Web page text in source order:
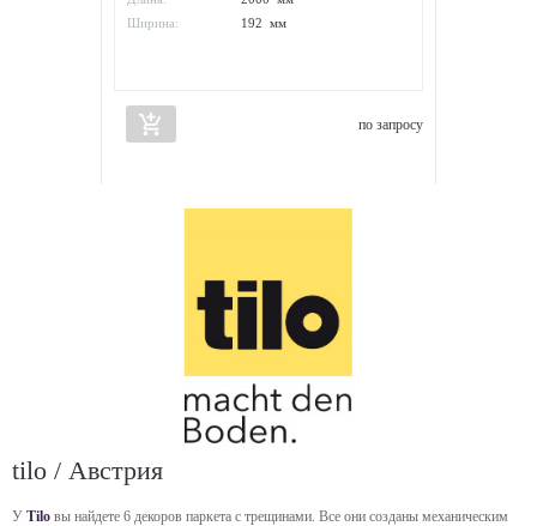
Ширина:
192 мм
add_shopping_cart по запросу
tilo / Австрия
У Tilo вы найдете 6 декоров паркета с трещинами. Все они созданы механическим